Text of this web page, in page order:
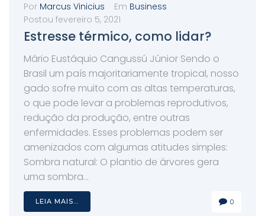
Por Marcus Vinicius Em Business
Postou fevereiro 5, 2021
Estresse térmico, como lidar?
Mário Eustáquio Cangussú Júnior Sendo o
Brasil um país majoritariamente tropical, nosso
gado sofre muito com as altas temperaturas,
o que pode levar a problemas reprodutivos,
redução da produção, entre outras
enfermidades. Esses problemas podem ser
amenizados com algumas atitudes simples:
Sombra natural: O plantio de árvores gera
uma sombra...
LEIA MAIS... 0